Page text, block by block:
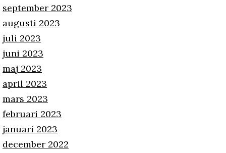
september 2023
augusti 2023
juli 2023
juni 2023
maj 2023
april 2023
mars 2023
februari 2023
januari 2023
december 2022